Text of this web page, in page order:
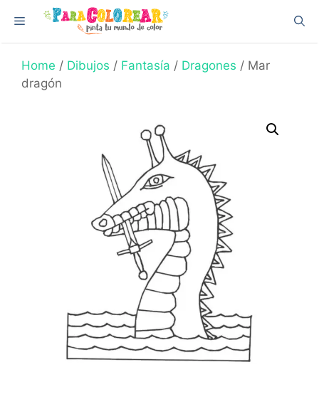
content
Menu
Home / Dibujos / Fantasía / Dragones / Mar
dragón